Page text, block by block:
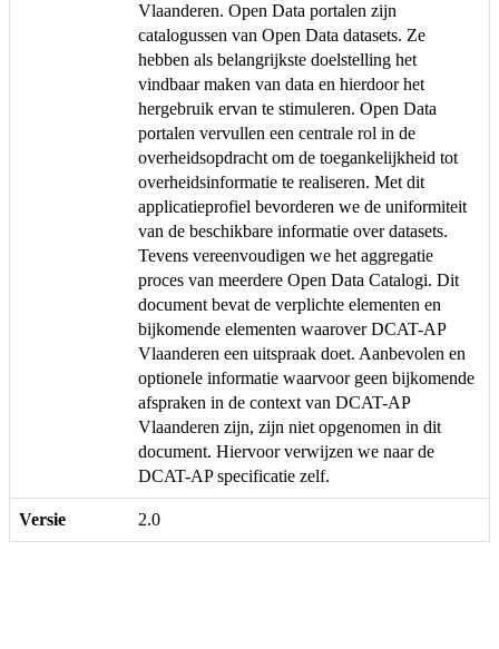
Vlaanderen. Open Data portalen zijn
catalogussen van Open Data datasets. Ze
hebben als belangrijkste doelstelling het
vindbaar maken van data en hierdoor het
hergebruik ervan te stimuleren. Open Data
portalen vervullen een centrale rol in de
overheidsopdracht om de toegankelijkheid tot
overheidsinformatie te realiseren. Met dit
applicatieprofiel bevorderen we de uniformiteit
van de beschikbare informatie over datasets.
Tevens vereenvoudigen we het aggregatie
proces van meerdere Open Data Catalogi. Dit
document bevat de verplichte elementen en
bijkomende elementen waarover DCAT-AP
Vlaanderen een uitspraak doet. Aanbevolen en
optionele informatie waarvoor geen bijkomende
afspraken in de context van DCAT-AP
Vlaanderen zijn, zijn niet opgenomen in dit
document. Hiervoor verwijzen we naar de
DCAT-AP specificatie zelf.
Versie 2.0